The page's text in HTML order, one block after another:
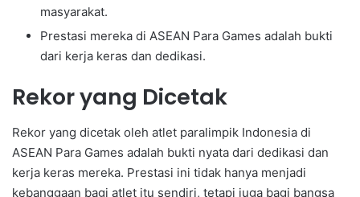
masyarakat.
Prestasi mereka di ASEAN Para Games adalah bukti
dari kerja keras dan dedikasi.
Rekor yang Dicetak
Rekor yang dicetak oleh atlet paralimpik Indonesia di
ASEAN Para Games adalah bukti nyata dari dedikasi dan
kerja keras mereka. Prestasi ini tidak hanya menjadi
kebanggaan bagi atlet itu sendiri, tetapi juga bagi bangsa